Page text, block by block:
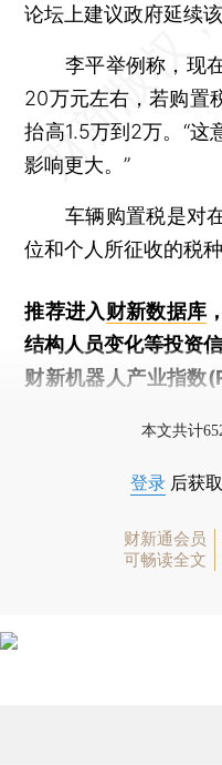
论坛上建议政府延续该
李平举例称，现在
20万元左右，若购置
抬高1.5万到2万。“这
影响更大。”
车辆购置税是对在
位和个人所征收的税种
推荐进入财新数据库
结构人员变化等投资信
财新机器人产业指数
本文共计
登录 后获
财新通会员
可畅读全文